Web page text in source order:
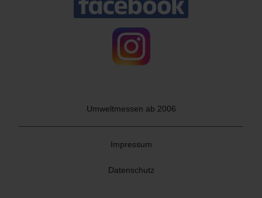
Umweltmessen ab 2006
Impressum
Datenschutz